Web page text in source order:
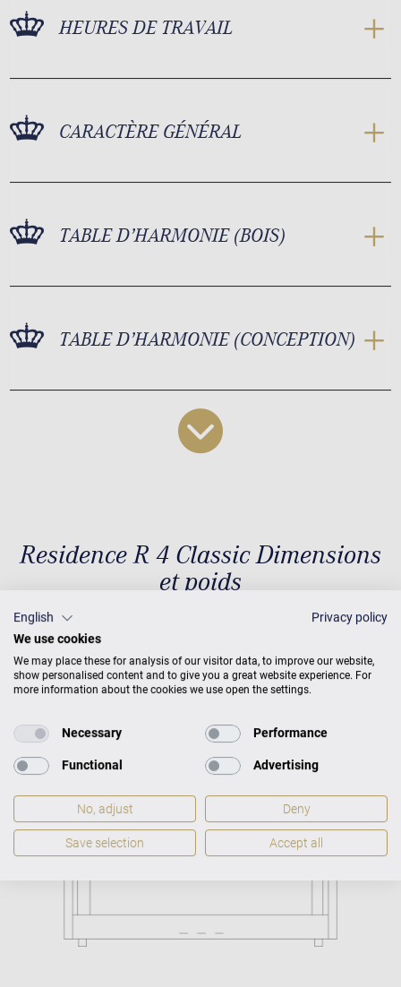
HEURES DE TRAVAIL
CARACTÈRE GÉNÉRAL
TABLE D’HARMONIE (BOIS)
TABLE D’HARMONIE (CONCEPTION)
Residence R 4 Classic Dimensions
et poids
Dimensions et poids
H 120 × L
153 × P 62
Poids 218 kg
English
Privacy policy
We use cookies
We may place these for analysis of our visitor data, to improve our website,
show personalised content and to give you a great website experience. For
more information about the cookies we use open the settings.
Necessary Performance
Functional Advertising
No, adjust Deny
Save selection Accept all